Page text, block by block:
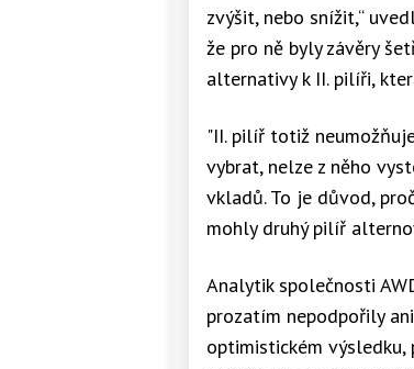
zvýšit, nebo snížit,“
že pro ně byly závěry
alternativy k II. pilíři,
"II. pilíř totiž
vybrat, nelze z něho
vkladů. To je důvod,
mohly druhý pilíř
Analytik společnosti
prozatím nepodpořily
optimistickém